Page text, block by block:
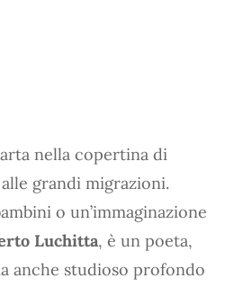
nella copertina di
grandi migrazioni.
o un’immaginazione
Luchitta, è un poeta,
anche studioso profondo